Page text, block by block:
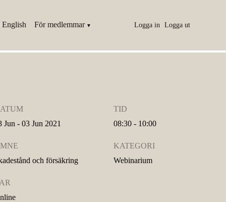
English För medlemmar Logga in Logga ut
Jun - 03 Jun 2021
TID
08:30 - 10:00
och försäkring
KATEGORI
Webinarium